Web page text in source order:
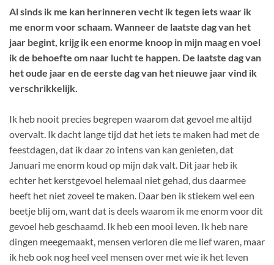
Al sinds ik me kan herinneren vecht ik tegen iets waar ik
me enorm voor schaam. Wanneer de laatste dag van het
jaar begint, krijg ik een enorme knoop in mijn maag en voel
ik de behoefte om naar lucht te happen. De laatste dag van
het oude jaar en de eerste dag van het nieuwe jaar vind ik
verschrikkelijk.
Ik heb nooit precies begrepen waarom dat gevoel me altijd
overvalt. Ik dacht lange tijd dat het iets te maken had met de
feestdagen, dat ik daar zo intens van kan genieten, dat
Januari me enorm koud op mijn dak valt. Dit jaar heb ik
echter het kerstgevoel helemaal niet gehad, dus daarmee
heeft het niet zoveel te maken. Daar ben ik stiekem wel een
beetje blij om, want dat is deels waarom ik me enorm voor dit
gevoel heb geschaamd. Ik heb een mooi leven. Ik heb nare
dingen meegemaakt, mensen verloren die me lief waren, maar
ik heb ook nog heel veel mensen over met wie ik het leven